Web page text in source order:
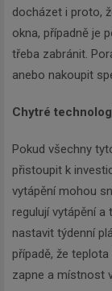
docházet i proto,
okna, případně je
třeba zabránit.
anebo nakoupit
Chytré
Pokud všechny
přistoupit k
vytápění mohou
regulují vytápění a
nastavit týdenní
případě, že
zapne a místnost